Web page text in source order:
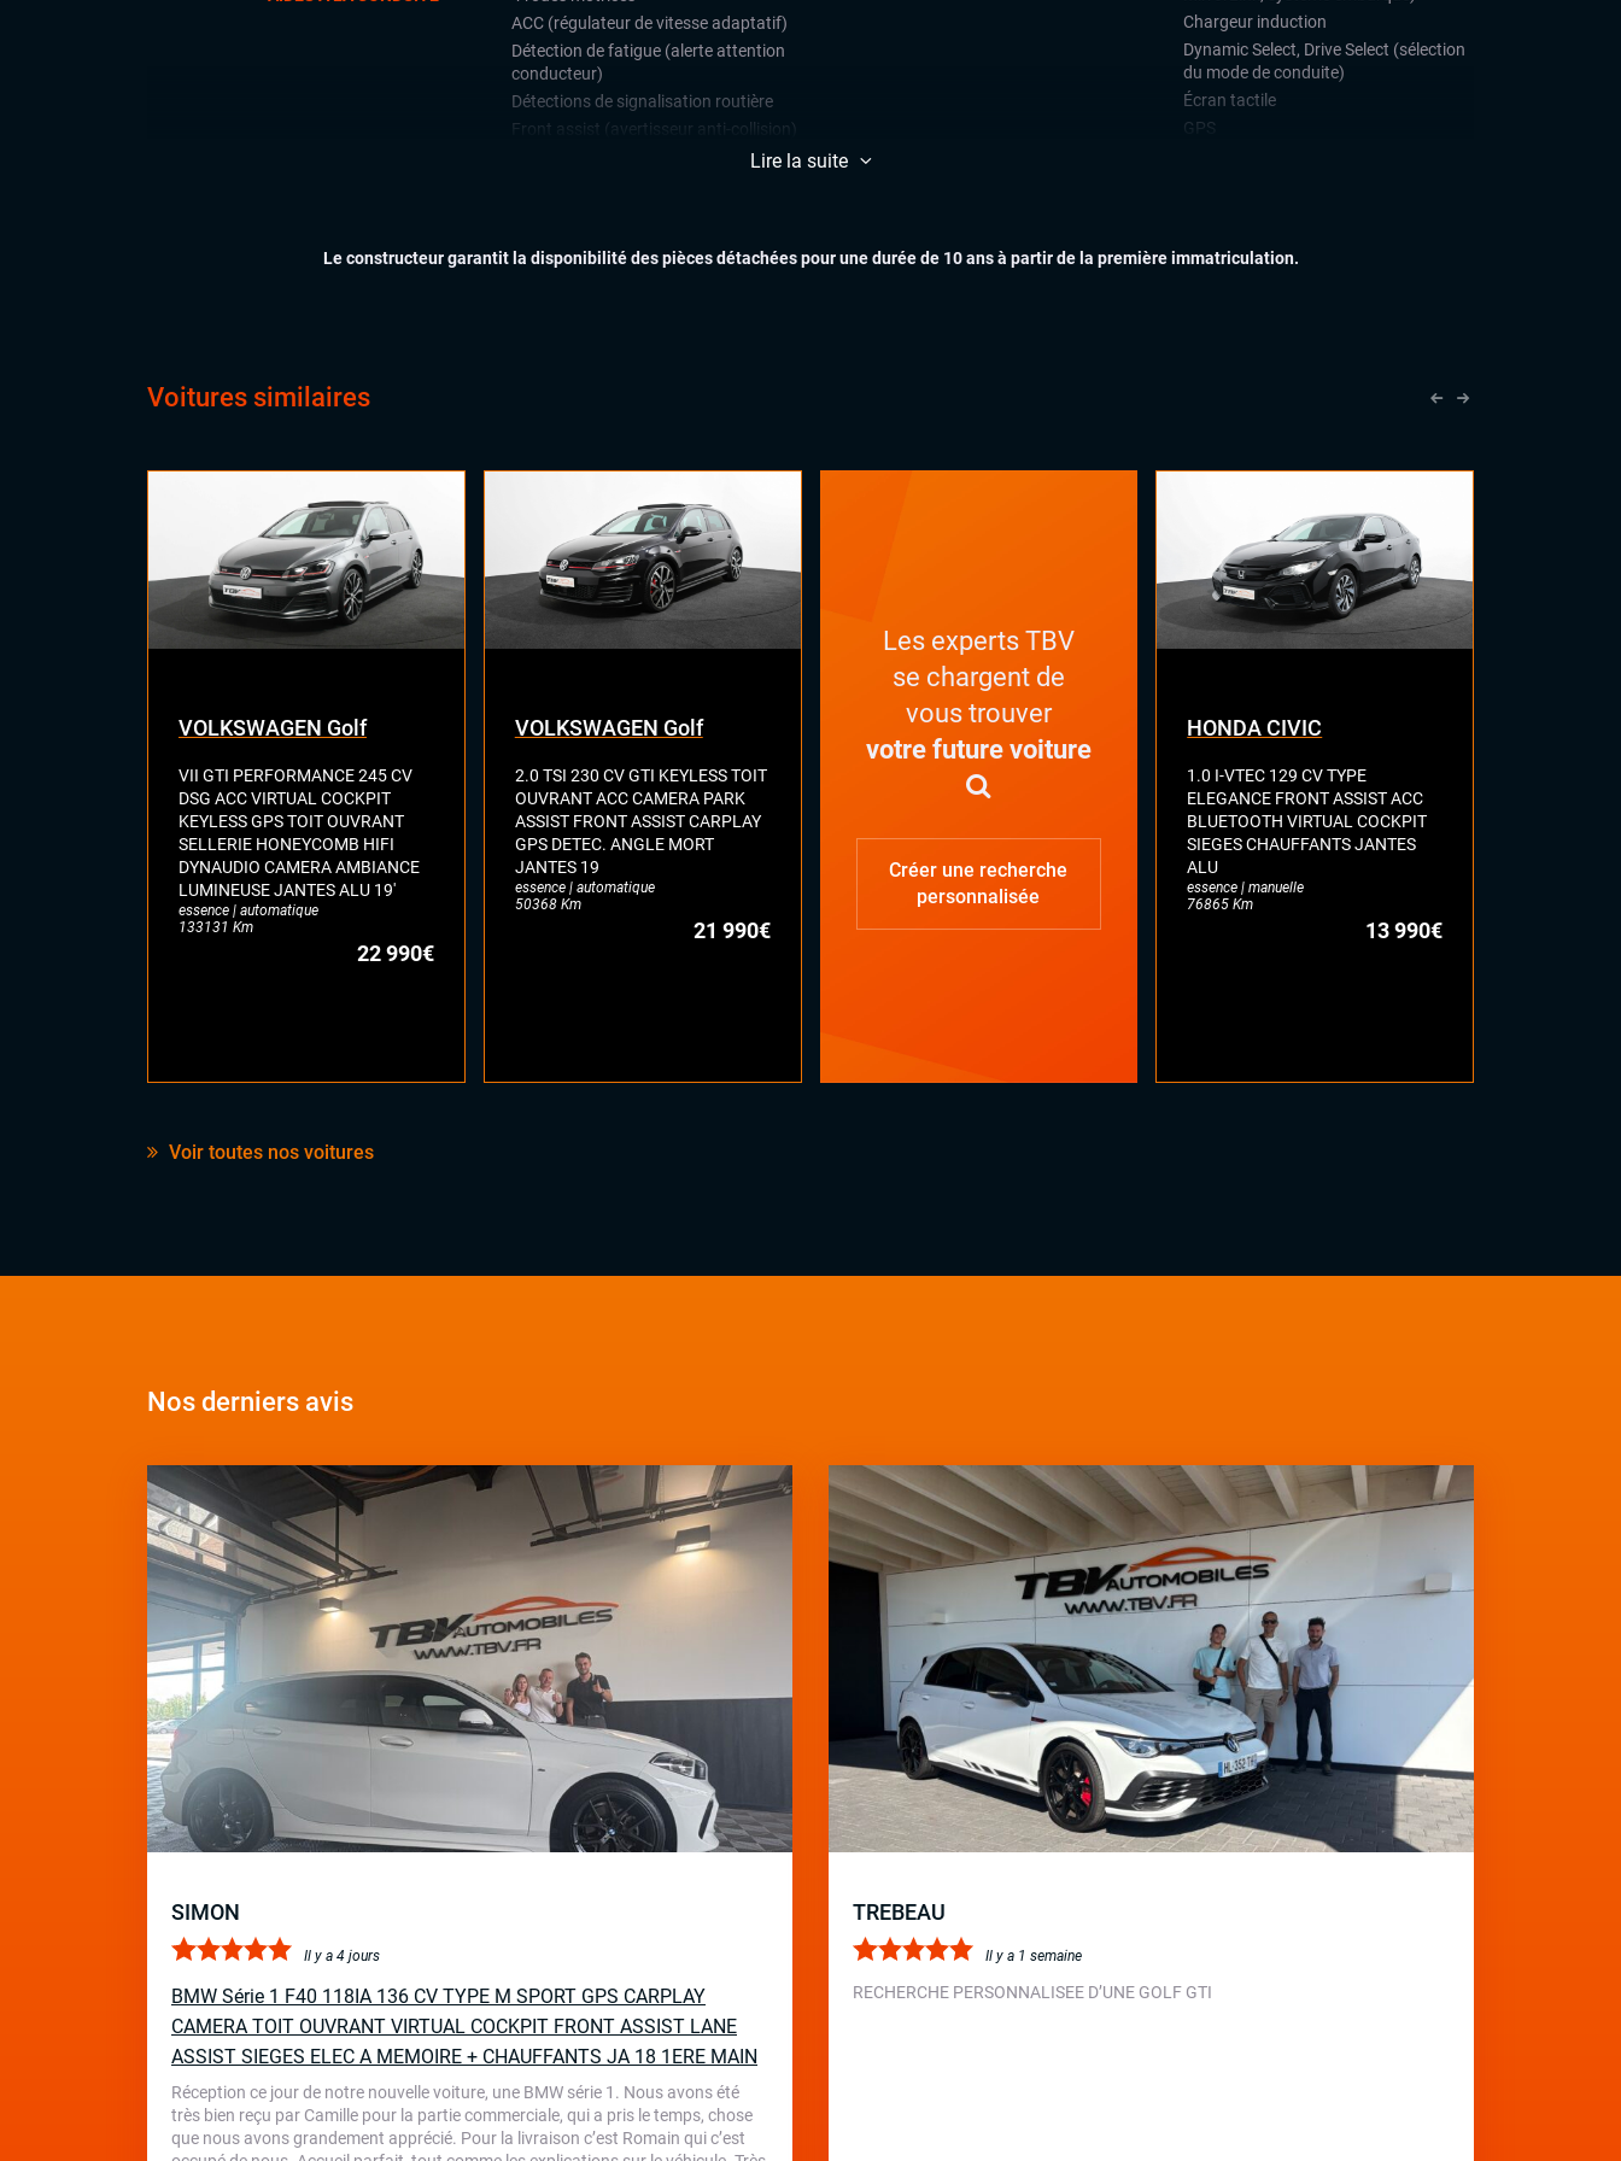
ACC (régulateur de vitesse adaptatif)
Détection de fatigue (alerte attention
conducteur)
Détections de signalisation routière
Front assist (avertisseur anti-collision)
Régulateur de vitesse
Volant chauffant
Volant multifonctions
Chargeur induction
Dynamic Select, Drive Select (sélection
du mode de conduite)
Écran tactile
GPS
EXTÉRIEUR
Échappement sport
Volant sport
Lire la suite
Le constructeur garantit la disponibilité des pièces détachées pour une durée de 10 ans à partir de la première immatriculation.
Voitures similaires
VOLKSWAGEN Golf
VII GTI PERFORMANCE 245 CV
DSG ACC VIRTUAL COCKPIT
KEYLESS GPS TOIT OUVRANT
SELLERIE HONEYCOMB HIFI
DYNAUDIO CAMERA AMBIANCE
LUMINEUSE JANTES ALU 19'
essence | automatique
133131 Km
22 990€
VOLKSWAGEN Golf
2.0 TSI 230 CV GTI KEYLESS TOIT
OUVRANT ACC CAMERA PARK
ASSIST FRONT ASSIST CARPLAY
GPS DETEC. ANGLE MORT
JANTES 19
essence | automatique
50368 Km
21 990€
Les experts TBV
se chargent de
vous trouver
votre future voiture
Créer une recherche
personnalisée
HONDA CIVIC
1.0 I-VTEC 129 CV TYPE
ELEGANCE FRONT ASSIST ACC
BLUETOOTH VIRTUAL COCKPIT
SIEGES CHAUFFANTS JANTES
ALU
essence | manuelle
76865 Km
13 990€
Voir toutes nos voitures
Nos derniers avis
SIMON
Il y a 4 jours
BMW Série 1 F40 118IA 136 CV TYPE M SPORT GPS CARPLAY
CAMERA TOIT OUVRANT VIRTUAL COCKPIT FRONT ASSIST LANE
ASSIST SIEGES ELEC A MEMOIRE + CHAUFFANTS JA 18 1ERE MAIN
Réception ce jour de notre nouvelle voiture, une BMW série 1. Nous avons été
très bien reçu par Camille pour la partie commerciale, qui a pris le temps, chose
que nous avons grandement apprécié. Pour la livraison c’est Romain qui c’est
TREBEAU
Il y a 1 semaine
RECHERCHE PERSONNALISEE D’UNE GOLF GTI